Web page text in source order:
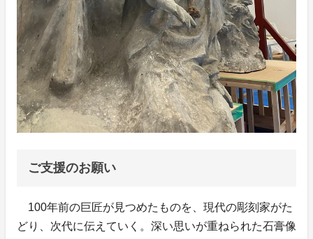
ご支援のお願い
100年前の巨匠が見つめたものを、現代の彫刻家がた
どり、次代に伝えていく。深い思いが重ねられた石膏像